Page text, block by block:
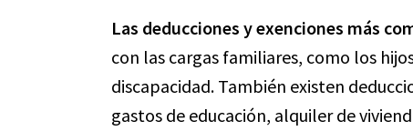
Las deducciones y exenciones más
con las cargas familiares, como los
discapacidad. También existen
gastos de educación, alquiler de